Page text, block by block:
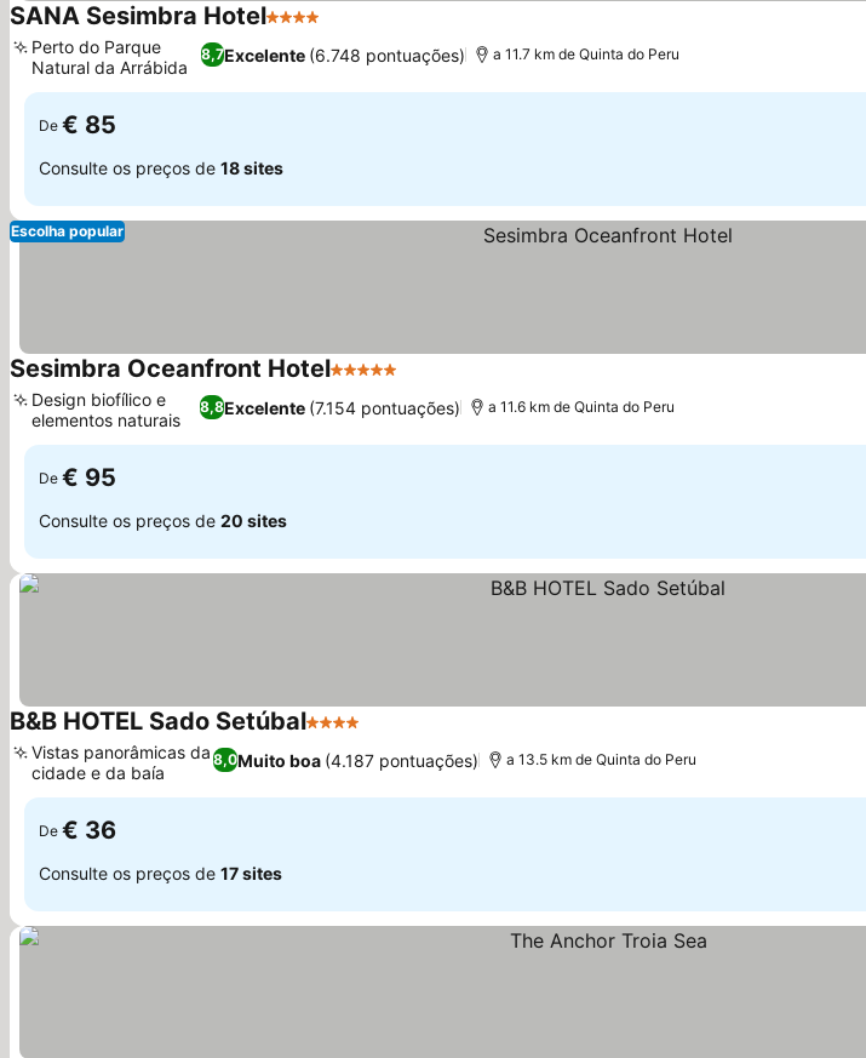
SANA Sesimbra Hotel4 Estrelas
8,7Excelente (6.748 pontuações)
Perto do Parque
Natural da Arrábida
a 11.7 km de Quinta do Peru
De € 85
Consulte os preços de 18 sites
Escolha popular
Sesimbra Oceanfront Hotel5 Estrelas
8,8Excelente (7.154 pontuações)
Design biofílico e
elementos naturais
a 11.6 km de Quinta do Peru
De € 95
Consulte os preços de 20 sites
B&B HOTEL Sado Setúbal4 Estrelas
8,0Muito boa (4.187 pontuações)
Vistas panorâmicas da
cidade e da baía
a 13.5 km de Quinta do Peru
De € 36
Consulte os preços de 17 sites